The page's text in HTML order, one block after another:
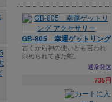
GB-805 幸運ゲットリング
古くから神の使いとも言われ
崇められてきた蛇。
通常発送
735円